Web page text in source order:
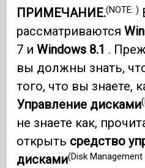
ПРИМЕЧАНИЕ.(NOTE: )
рассматриваются
7 иWindows 8.1 .
вы должны знать,
того, что вы знаете,
Управление дисками
не знаете как,
открыть средство
дисками(Disk